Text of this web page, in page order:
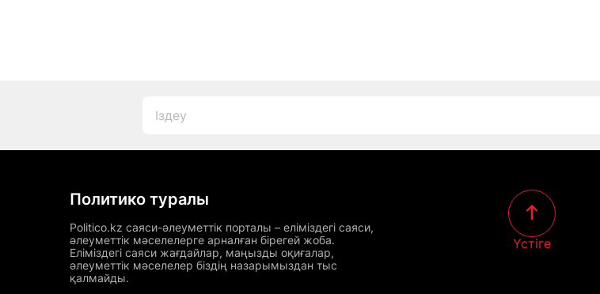
Политико туралы
Politico.kz саяси-әлеуметтік порталы – еліміздегі саяси,
әлеуметтік мәселелерге арналған бірегей жоба.
Еліміздегі саяси жағдайлар, маңызды оқиғалар,
әлеуметтік мәселелер біздің назарымыздан тыс
қалмайды.
Үстіге